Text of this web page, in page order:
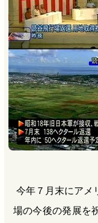
k
今年７月末にアメ
場の今後の発展を